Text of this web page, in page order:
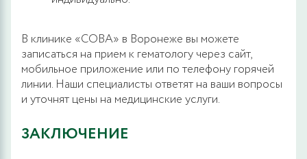
В клинике «СОВА» в Воронеже вы можете
записаться на прием к гематологу через сайт,
мобильное приложение или по телефону горячей
линии. Наши специалисты ответят на ваши вопросы
и уточнят цены на медицинские услуги.
ЗАКЛЮЧЕНИЕ